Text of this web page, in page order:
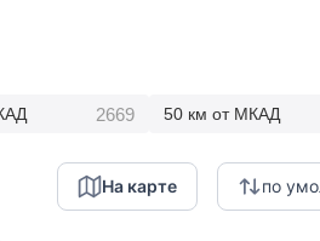
2669 50 км от МКАД
по
На карте